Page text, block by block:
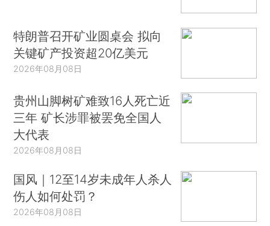
特朗普召开矿业圆桌会 拟向
关键矿产投资超20亿美元
2026年08月08日
贵州山脚树矿难致16人死亡近
三年 矿长涉罪被罢免全国人
大代表
2026年08月08日
国风｜12至14岁未成年人杀人
伤人如何处罚？
2026年08月08日